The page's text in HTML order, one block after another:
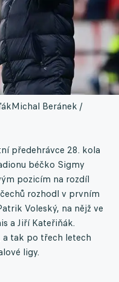
Michal Beránek /
předehrávce 28. kola
béčko Sigmy
pozicím na rozdíl
rozhodl v prvním
Voleský, na nějž ve
a Jiří Kateřiňák.
a tak po třech letech
ligy.